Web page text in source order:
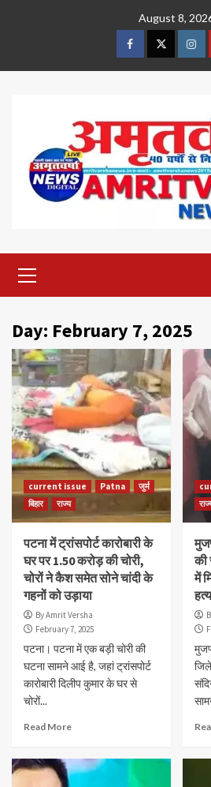
August 8,
FacebookTwitter
Menu
Day: February 7, 2025
current issue Patna
जुर्म
बिहार
राज्य
पटना में ट्रांसपोर्ट कारोबारी के
घर पर 1.50 करोड़ की चोरी,
चोरों ने कैश समेत सोने चांदी के
गहनों को उड़ाया
By Amrit Versha
February 7, 2025
पटना। पटना में एक बड़ी चोरी की
घटना सामने आई है, जहां ट्रांसपोर्ट
कारोबारी दिलीप कुमार के घर से
चोरों...
Read More
की
में